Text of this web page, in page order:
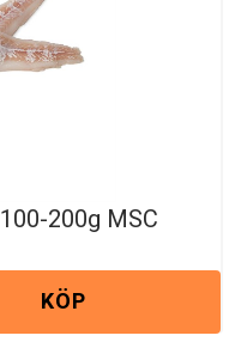
200g MSC
KÖP